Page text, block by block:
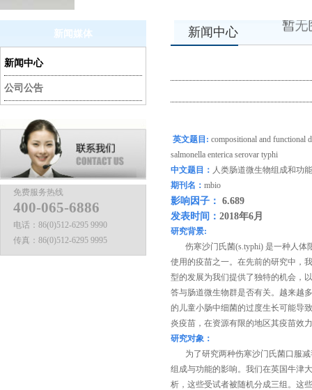
新闻媒体
新闻中心
公司公告
免费服务热线
400-065-6886
电话： 86(0)512-6295 9990
传真： 86(0)512-6295 9995
新闻中心
英文题目 : compositional and functional
salmonella enterica serovar typhi
中文题目 ： 人类肠道微生物组成和功
期刊名： mbio
影响因子： 6.689
发表时间： 2018年6月
研究背景:
伤寒沙门氏菌(s.typhi) 是一种人体
使用的疫苗之一。在先前的研究中，
型的发展为我们提供了独特的机会，以
答与肠道微生物群是否有关。越来越
的儿童小肠中细菌的过度生长可能导
炎疫苗，在资源有限的地区其疫苗效
研究对象：
为了研究两种伤寒沙门氏菌口服
组成与功能的影响。 我们在英国牛津
析，这些受试者被随机分成三组。 这